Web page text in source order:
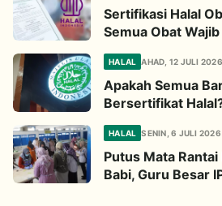
Sertifikasi Halal
Semua Obat
Begini
HALAL AHAD, 12 JULI
Apakah Semua
Bersertifikat
Ini
HALAL SENIN, 6 JULI
Putus Mata
Babi, Guru Besar